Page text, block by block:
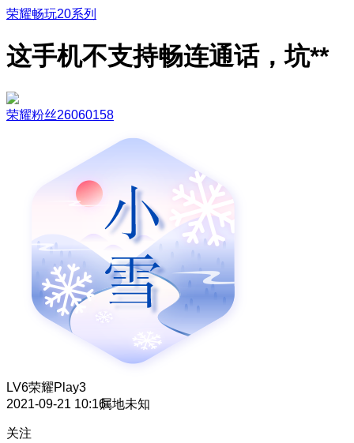
荣耀畅玩20系列
这手机不支持畅连通话，坑**
荣耀粉丝26060158
LV6荣耀Play3
2021-09-21 10:16属地未知
关注